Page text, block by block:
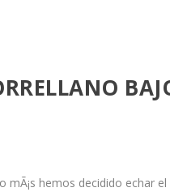
hemos decidido echar